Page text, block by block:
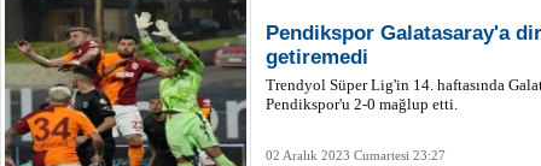
Pendikspor Galatasaray'a
getiremedi
Trendyol Süper Lig'in 14. haftasında
Pendikspor'u 2-0 mağlup etti.
02 Aralık 2023 Cumartesi 23:27